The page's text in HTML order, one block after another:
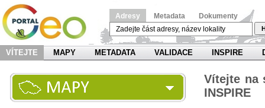
Adresy Metadata Dokumenty
VÍTEJTE MAPY METADATA VALIDACE INSPIRE
Vítejte na
INSPIRE